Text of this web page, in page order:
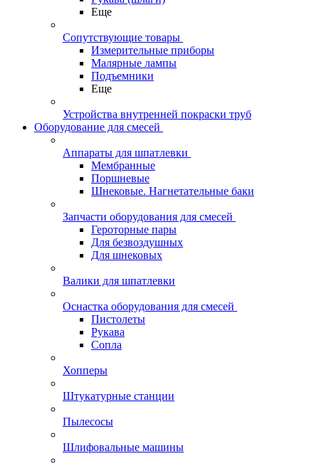
Еще
Сопутствующие товары
Измерительные приборы
Малярные лампы
Подъемники
Еще
Устройства внутренней покраски труб
Оборудование для смесей
Аппараты для шпатлевки
Мембранные
Поршневые
Шнековые. Нагнетательные баки
Запчасти оборудования для смесей
Героторные пары
Для безвоздушных
Для шнековых
Валики для шпатлевки
Оснастка оборудования для смесей
Пистолеты
Рукава
Сопла
Хопперы
Штукатурные станции
Пылесосы
Шлифовальные машины